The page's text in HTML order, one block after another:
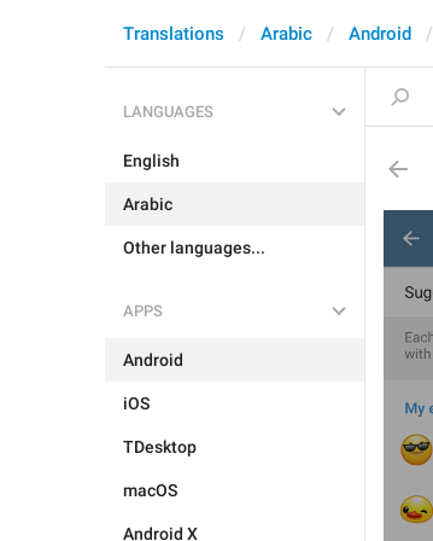
Translations Arabic Android
LANGUAGES
English
Arabic
Other languages...
APPS
Android
iOS
TDesktop
macOS
Android X